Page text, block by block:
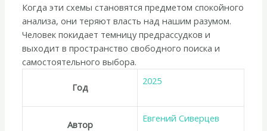
Когда эти схемы становятся предметом спокойного
анализа, они теряют власть над нашим разумом.
Человек покидает темницу предрассудков и
выходит в пространство свободного поиска и
самостоятельного выбора.
Год
2025
Автор
Евгений Сиверцев